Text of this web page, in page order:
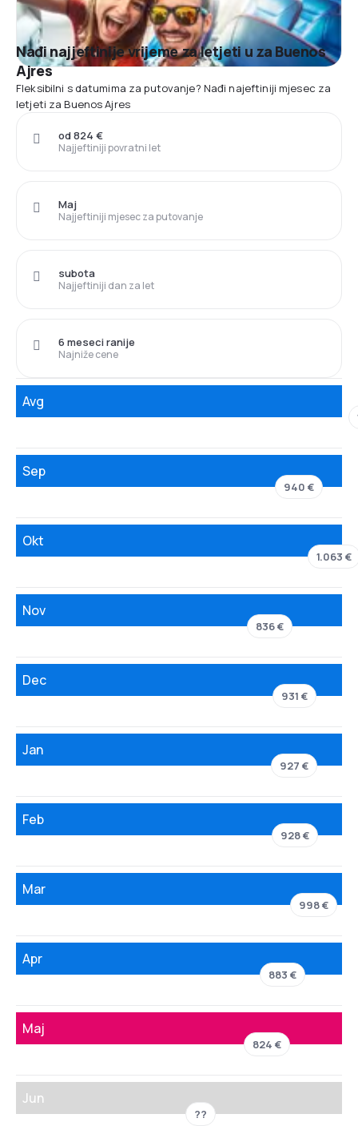
Nađi najjeftinije vrijeme za letjeti u za Buenos
Ajres
Fleksibilni s datumima za putovanje? Nađi najeftiniji mjesec za
letjeti za Buenos Ajres
Najjeftiniji povratni let
od 824 €
Najjeftiniji mjesec za putovanje
Maj
Najjeftiniji dan za let
subota
Najniže cene
6 meseci ranije
Avg
Sep
940 €
Okt
1.063 €
Nov
836 €
Dec
931 €
Jan
927 €
Feb
928 €
Mar
998 €
Apr
883 €
Maj
824 €
Jun
??